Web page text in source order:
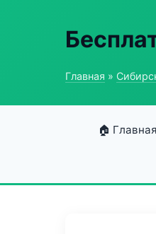
Главная »
🏠 Главная